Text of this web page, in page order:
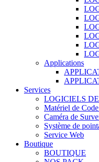
Applications
Services
LOGICIELS
Matériel de
Caméra de
Système de
Service Web
Boutique
BOUTIQUE